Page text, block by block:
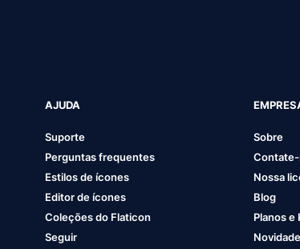
AJUDA
Suporte
Perguntas frequentes
Estilos de ícones
Editor de ícones
Coleções do Flaticon
Seguir
Sobre
Nossa
Blog
Planos e